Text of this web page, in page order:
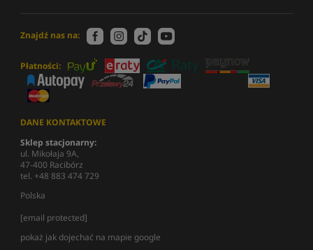
Znajdź nas na:
Płatności:
DANE KONTAKTOWE
Sklep stacjonarny:
ul. Mikołaja 9A,
47-400 Racibórz
tel. +48 883 474 729
Polska
[email protected]
pokaż jak dojechać na mapie google